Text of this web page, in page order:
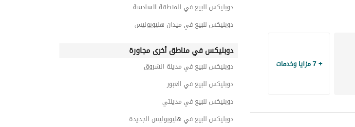
+ 7 مزايا وخدمات
دوبليكس للبيع في المنطقة السادسة
دوبليكس للبيع في ميدان هليوبوليس
دوبليكس في مناطق أخرى مجاورة
دوبليكس للبيع في مدينة الشروق
دوبليكس للبيع في العبور
دوبليكس للبيع في مدينتي
دوبليكس للبيع في هليوبوليس الجديدة